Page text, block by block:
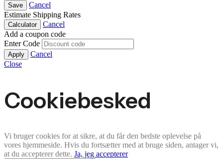
Save
Cancel
Estimate Shipping Rates
Calculator
Cancel
Add a coupon code
Enter Code
Apply
Cancel
Close
Cookiebesked
Vi bruger cookies for at sikre, at du får den bedste oplevelse på
vores hjemmeside. Hvis du fortsætter med at bruge siden, antager vi,
at du accepterer dette. Ja, jeg accepterer